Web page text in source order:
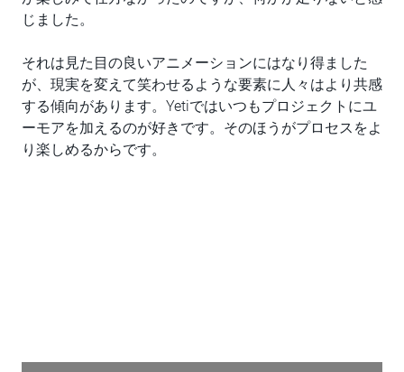
じました。
それは見た目の良いアニメーションにはなり得ました
が、現実を変えて笑わせるような要素に人々はより共感
する傾向があります。Yetiではいつもプロジェクトにユ
ーモアを加えるのが好きです。そのほうがプロセスをよ
り楽しめるからです。